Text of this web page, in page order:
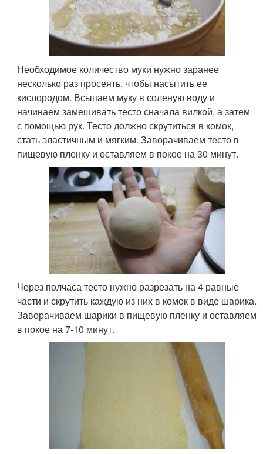
Необходимое количество муки нужно заранее
несколько раз просеять, чтобы насытить ее
кислородом. Всыпаем муку в соленую воду и
начинаем замешивать тесто сначала вилкой, а затем
с помощью рук. Тесто должно скрутиться в комок,
стать эластичным и мягким. Заворачиваем тесто в
пищевую пленку и оставляем в покое на 30 минут.
Через полчаса тесто нужно разрезать на 4 равные
части и скрутить каждую из них в комок в виде шарика.
Заворачиваем шарики в пищевую пленку и оставляем
в покое на 7-10 минут.